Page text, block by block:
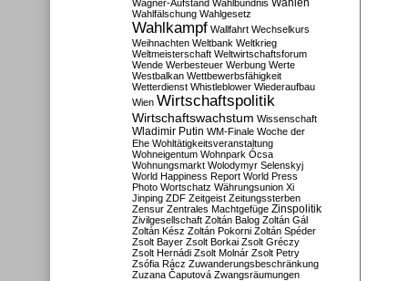
Wagner-Aufstand Wahlbündnis
Wahlfälschung Wahlgesetz
Wahlkampf Wallfahrt Wechselkurs
Weihnachten Weltbank Weltkrieg
Weltmeisterschaft Weltwirtschaftsforum
Wende Werbesteuer Werbung Werte
Westbalkan Wettbewerbsfähigkeit
Wetterdienst Whistleblower Wiederaufbau
Wien Wirtschaftspolitik
Wirtschaftswachstum Wissenschaft
Wladimir Putin WM-Finale Woche der
Ehe Wohltätigkeitsveranstaltung
Wohneigentum Wohnpark Ócsa
Wohnungsmarkt Wolodymyr Selenskyj
World Happiness Report World Press
Photo Wortschatz Währungsunion Xi
Jinping ZDF Zeitgeist Zeitungssterben
Zensur Zentrales Machtgefüge Zinspolitik
Zivilgesellschaft Zoltán Balog Zoltán Gál
Zoltán Kész Zoltán Pokorni Zoltán Spéder
Zsolt Bayer Zsolt Borkai Zsolt Gréczy
Zsolt Hernádi Zsolt Molnár Zsolt Petry
Zsófia Rácz Zuwanderungsbeschränkung
Zuzana Čaputová Zwangsräumungen